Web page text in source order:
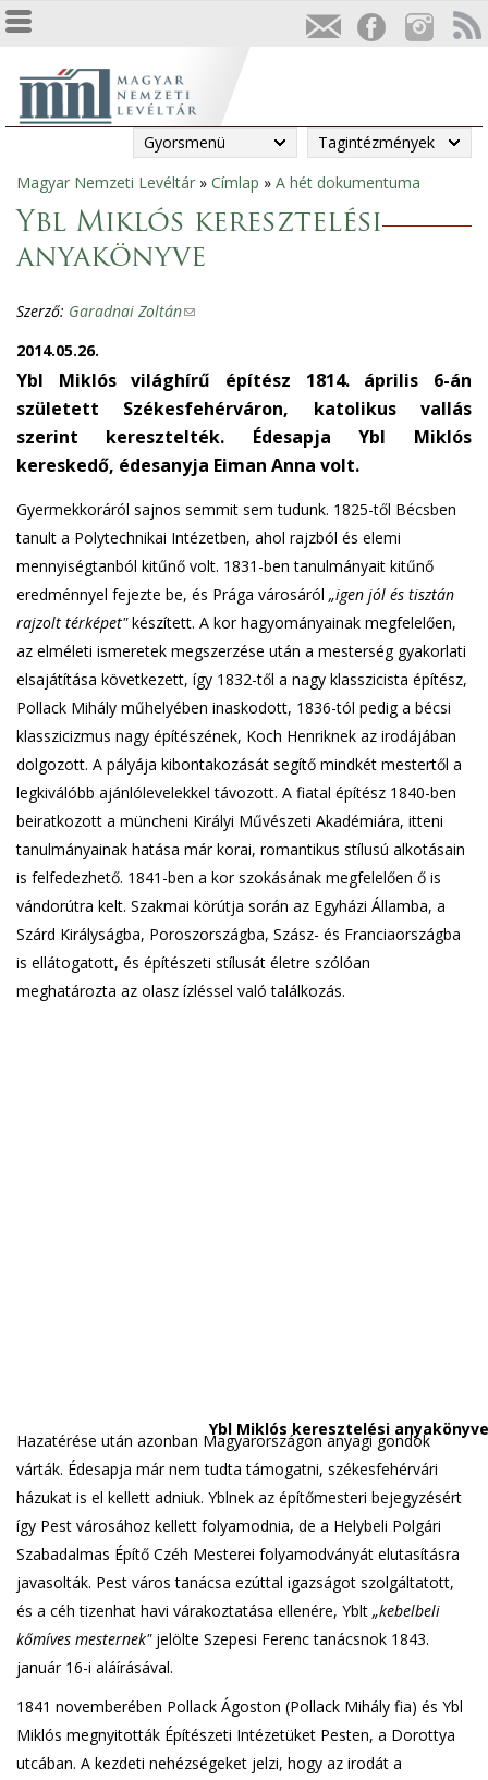
Gyorsmenü Tagintézmények
Jelenlegi
hely
Magyar Nemzeti Levéltár » Címlap » A hét dokumentuma
Ybl Miklós keresztelési
anyakönyve
Szerző: Garadnai Zoltán(
n
k
s
e
d
s
e
-
m
a
i
l
)
2014.05.26.
Ybl Miklós világhírű építész 1814. április 6-án
született Székesfehérváron, katolikus vallás
szerint keresztelték. Édesapja Ybl Miklós
kereskedő, édesanyja Eiman Anna volt.
Gyermekkoráról sajnos semmit sem tudunk. 1825-től Bécsben
tanult a Polytechnikai Intézetben, ahol rajzból és elemi
mennyiségtanból kitűnő volt. 1831-ben tanulmányait kitűnő
eredménnyel fejezte be, és Prága városáról „igen jól és tisztán
rajzolt térképet"készített. A kor hagyományainak megfelelően,
az elméleti ismeretek megszerzése után a mesterség gyakorlati
elsajátítása következett, így 1832-től a nagy klasszicista építész,
Pollack Mihály műhelyében inaskodott, 1836-tól pedig a bécsi
klasszicizmus nagy építészének, Koch Henriknek az irodájában
dolgozott. A pályája kibontakozását segítő mindkét mestertől a
legkiválóbb ajánlólevelekkel távozott. A fiatal építész 1840-ben
beiratkozott a müncheni Királyi Művészeti Akadémiára, itteni
tanulmányainak hatása már korai, romantikus stílusú alkotásain
is felfedezhető. 1841-ben a kor szokásának megfelelően ő is
vándorútra kelt. Szakmai körútja során az Egyházi Államba, a
Szárd Királyságba, Poroszországba, Szász- és Franciaországba
is ellátogatott, és építészeti stílusát életre szólóan
meghatározta az olasz ízléssel való találkozás.
Ybl Miklós keresztelési anyakönyve
Hazatérése után azonban Magyarországon anyagi gondok
várták. Édesapja már nem tudta támogatni, székesfehérvári
házukat is el kellett adniuk. Yblnek az építőmesteri bejegyzésért
így Pest városához kellett folyamodnia, de a Helybeli Polgári
Szabadalmas Építő Czéh Mesterei folyamodványát elutasításra
javasolták. Pest város tanácsa ezúttal igazságot szolgáltatott,
és a céh tizenhat havi várakoztatása ellenére, Yblt „kebelbeli
kőmíves mesternek" jelölte Szepesi Ferenc tanácsnok 1843.
január 16-i aláírásával.
1841 novemberében Pollack Ágoston (Pollack Mihály fia) és Ybl
Miklós megnyitották Építészeti Intézetüket Pesten, a Dorottya
utcában. A kezdeti nehézségeket jelzi, hogy az irodát a